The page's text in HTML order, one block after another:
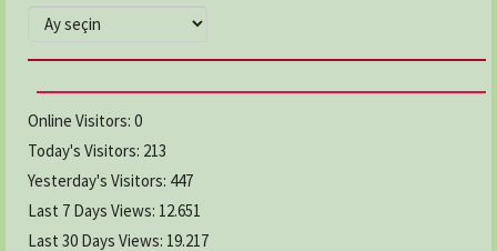
ARŞİVLER
Online Visitors: 0
Today's Visitors: 213
Yesterday's Visitors: 447
Last 7 Days Views: 12.651
Last 30 Days Views: 19.217